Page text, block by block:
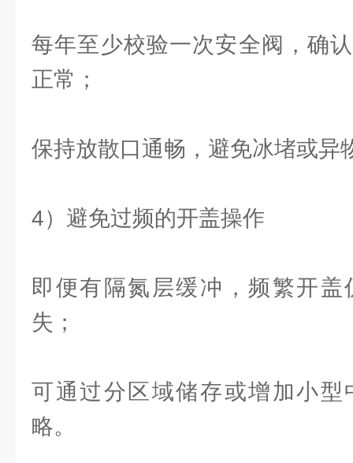
每年至少校验一次安全阀，确
正常；
保持放散口通畅，避免冰堵或异
4）避免过频的开盖操作
即便有隔氮层缓冲，频繁开
失；
可通过分区域储存或增加小型
略。